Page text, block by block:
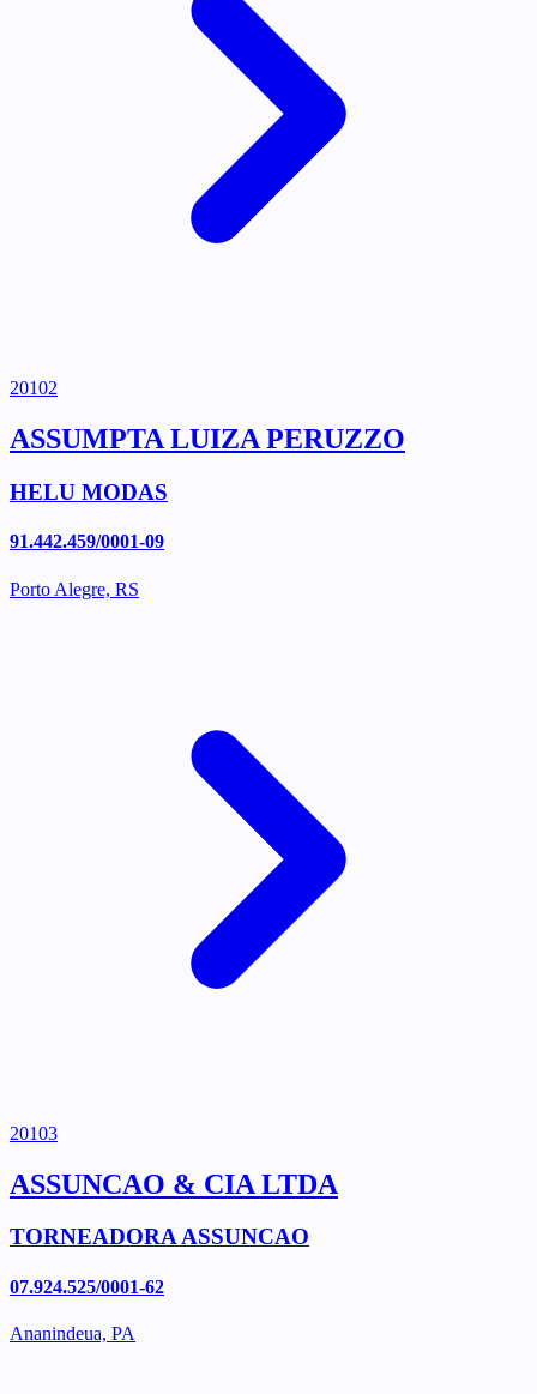
20102
ASSUMPTA LUIZA PERUZZO
HELU MODAS
91.442.459/0001-09
Porto Alegre, RS
20103
ASSUNCAO & CIA LTDA
TORNEADORA ASSUNCAO
07.924.525/0001-62
Ananindeua, PA